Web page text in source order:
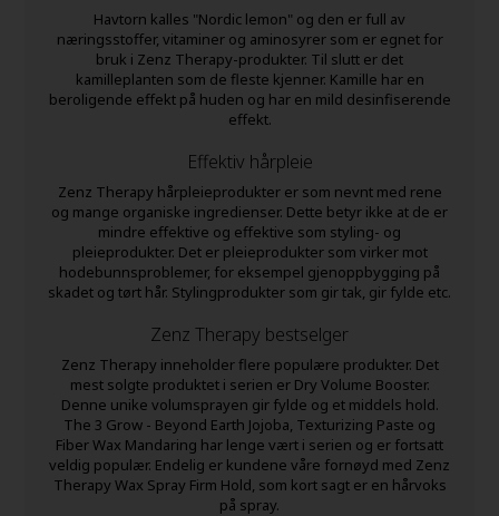
Havtorn kalles "Nordic lemon" og den er full av
næringsstoffer, vitaminer og aminosyrer som er egnet for
bruk i Zenz Therapy-produkter. Til slutt er det
kamilleplanten som de fleste kjenner. Kamille har en
beroligende effekt på huden og har en mild desinfiserende
effekt.
Effektiv hårpleie
Zenz Therapy hårpleieprodukter er som nevnt med rene
og mange organiske ingredienser. Dette betyr ikke at de er
mindre effektive og effektive som styling- og
pleieprodukter. Det er pleieprodukter som virker mot
hodebunnsproblemer, for eksempel gjenoppbygging på
skadet og tørt hår. Stylingprodukter som gir tak, gir fylde etc.
Zenz Therapy bestselger
Zenz Therapy inneholder flere populære produkter. Det
mest solgte produktet i serien er Dry Volume Booster.
Denne unike volumsprayen gir fylde og et middels hold.
The 3 Grow - Beyond Earth Jojoba, Texturizing Paste og
Fiber Wax Mandaring har lenge vært i serien og er fortsatt
veldig populær. Endelig er kundene våre fornøyd med Zenz
Therapy Wax Spray Firm Hold, som kort sagt er en hårvoks
på spray.